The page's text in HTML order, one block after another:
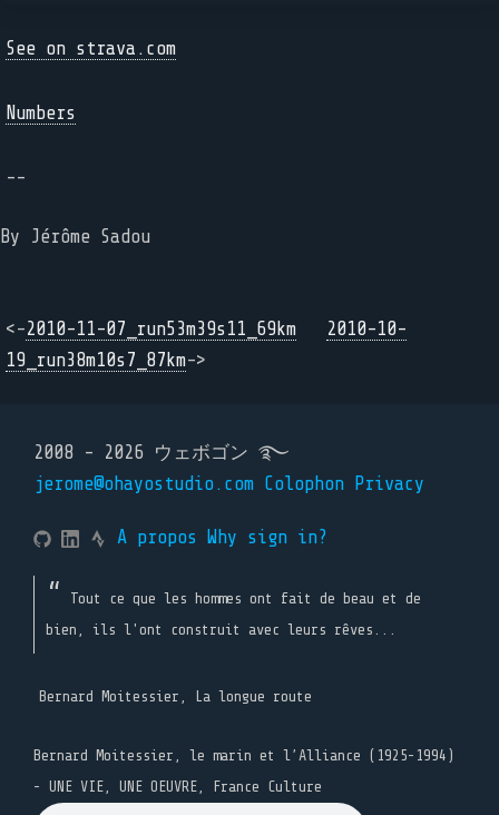
See on strava.com
Numbers
--
By Jérôme Sadou
<-2010-11-07_run53m39s11_69km
2010-10-
19_run38m10s7_87km->
2008 - 2026 ウェボゴン ࿐
jerome@ohayostudio.com Colophon Privacy
A propos Why sign in?
Tout ce que les hommes ont fait de beau et de
bien, ils l'ont construit avec leurs rêves...
Bernard Moitessier, La longue route
Bernard Moitessier, le marin et l’Alliance (1925-1994)
- UNE VIE, UNE OEUVRE, France Culture